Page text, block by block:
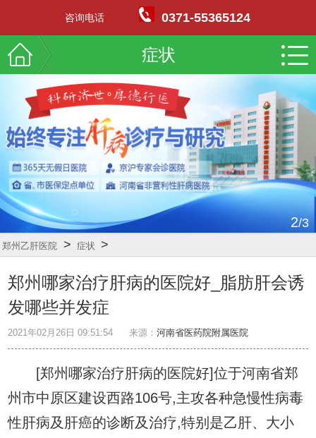
症状
2/3
郑州乙肝医院 > 症状 >
郑州哪家治疗肝病的医院好_脂肪肝会诱
发哪些并发症
2021年02月26日 09:51:54 来源：河南省医药院附属医院
[郑州哪家治疗肝病的医院好]位于河南省郑
州市中原区建设西路106号,主攻各种急慢性病毒
性肝病及肝癌的诊断及治疗,特别是乙肝、大小
咨询电话 0371-55365124